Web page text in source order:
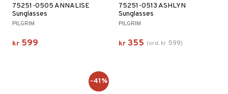
75251-0505 ANNALISE
Sunglasses
PILGRIM
kr 599
75251-0513 ASHLYN
Sunglasses
PILGRIM
kr 355 (ord. kr 599)
-41%